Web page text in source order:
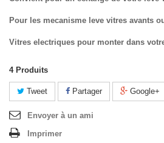
Pour les mecanisme leve vitres avants
Vitres electriques pour monter dans
4 Produits
Tweet Partager Google+
Envoyer à un ami
Imprimer